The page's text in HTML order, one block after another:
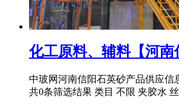
化工原料、辅料【河
中玻网河南信阳石英砂产品供应信
共0条筛选结果 类目 不限 夹胶水